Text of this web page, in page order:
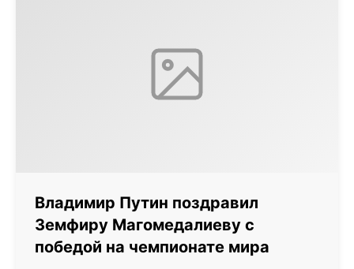
Владимир Путин поздравил
Земфиру Магомедалиеву с
победой на чемпионате мира